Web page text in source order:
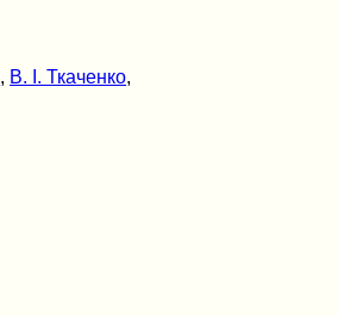
, В. І. Ткаченко,